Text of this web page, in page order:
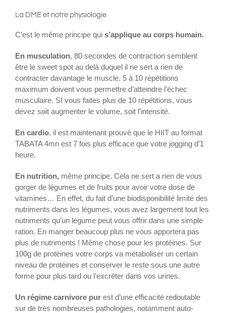
La DME et notre physiologie
C’est le même principe qui s’applique au corps humain.
En musculation, 80 secondes de contraction semblent
être le sweet spot au delà duquel il ne sert a rien de
contracter davantage le muscle. 5 à 10 répétitions
maximum doivent vous permettre d’atteindre l’échec
musculaire. SI vous faites plus de 10 répétitions, vous
devez soit augmenter le volume, soit l’intensité.
En cardio, il est maintenant prouvé que le HIIT au format
TABATA 4mn est 7 fois plus efficace que votre jogging d’1
heure.
En nutrition, même principe. Cela ne sert a rien de vous
gorger de légumes et de fruits pour avoir votre dose de
vitamines… En effet, du fait d’une biodisponibilité limité des
nutriments dans les légumes, vous avez largement tout les
nutriments qu’un légume peut vous offrir dans une simple
ration. En manger beaucoup plus ne vous apportera pas
plus de nutriments ! Même chose pour les protéines. Sur
100g de protéines votre corps va métaboliser un certain
niveau de protéines et conserver le reste sous une autre
forme pour plus tard ou l’excréter dans vos urines.
Un régime carnivore pur est d’une efficacité redoutable
sur de très nombreuses pathologies, notamment auto-